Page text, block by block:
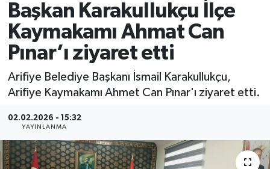
Başkan Karakullukçu İlçe
Kaymakamı Ahmat Can
Pınar’ı ziyaret etti
Arifiye Belediye Başkanı İsmail Karakullukçu,
Arifiye Kaymakamı Ahmet Can Pınar'ı ziyaret etti.
02.02.2026 - 15:32
YAYINLANMA
EĞİTİM
ASAYİŞ
EKONOMİ
EKONOMİ
ASAYİŞ
Süper Lig Puan Durumu ve Fikstür
Tüm Manşetler
Son Dakika Haberleri
Haber Arşivi